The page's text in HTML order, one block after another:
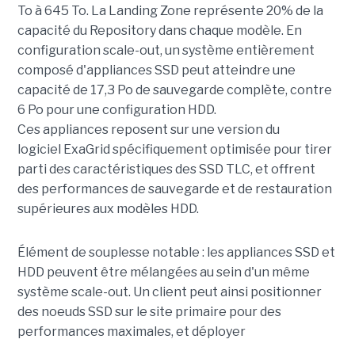
To à 645 To. La Landing Zone représente 20% de la
capacité du Repository dans chaque modèle. En
configuration scale-out, un système entièrement
composé d'appliances SSD peut atteindre une
capacité de 17,3 Po de sauvegarde complète, contre
6 Po pour une configuration HDD.
Ces appliances reposent sur une version du
logiciel ExaGrid spécifiquement optimisée pour tirer
parti des caractéristiques des SSD TLC, et offrent
des performances de sauvegarde et de restauration
supérieures aux modèles HDD.
Élément de souplesse notable : les appliances SSD et
HDD peuvent être mélangées au sein d'un même
système scale-out. Un client peut ainsi positionner
des noeuds SSD sur le site primaire pour des
performances maximales, et déployer